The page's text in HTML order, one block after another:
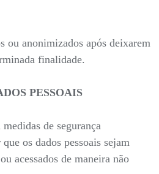
ou anonimizados após deixarem
finalidade.
PESSOAIS
de segurança
os dados pessoais sejam
acessados de maneira não